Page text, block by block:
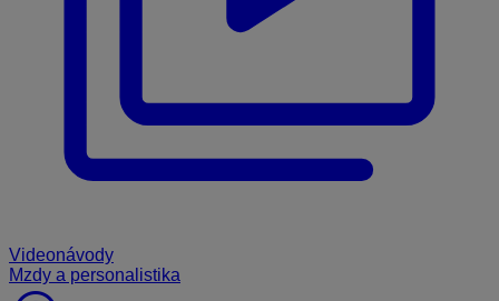
Videonávody
Mzdy a personalistika